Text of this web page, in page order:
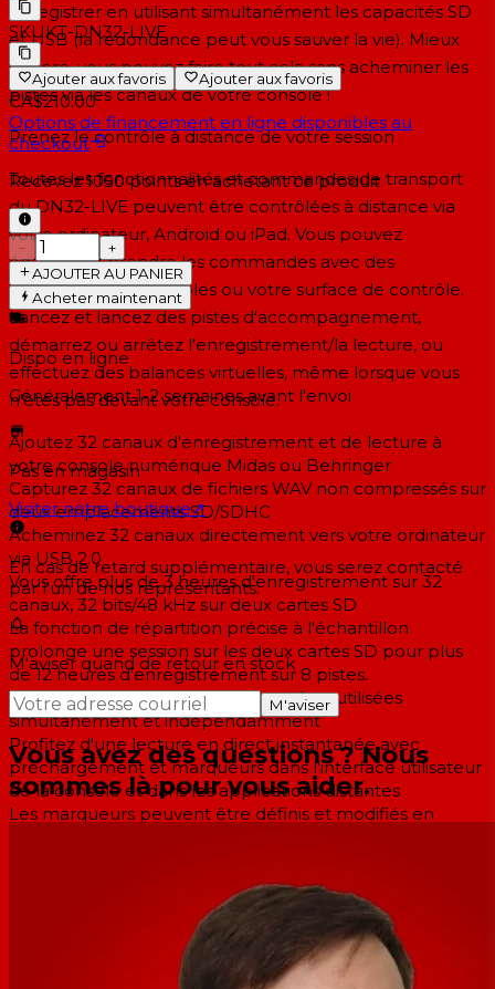
enregistrer en utilisant simultanément les capacités SD
et USB (la redondance peut vous sauver la vie). Mieux
encore, vous pouvez faire tout cela sans acheminer les
pistes via les canaux de votre console !
Prenez le contrôle à distance de votre session
Toutes les fonctionnalités et commandes de transport
du DN32-LIVE peuvent être contrôlées à distance via
votre ordinateur, Android ou iPad. Vous pouvez
également prendre les commandes avec des
commandes assignables ou votre surface de contrôle.
Lancez et lancez des pistes d'accompagnement,
démarrez ou arrêtez l'enregistrement/la lecture, ou
effectuez des balances virtuelles, même lorsque vous
n'êtes pas devant votre console.
Ajoutez 32 canaux d'enregistrement et de lecture à
votre console numérique Midas ou Behringer
Capturez 32 canaux de fichiers WAV non compressés sur
deux emplacements SD/SDHC
Acheminez 32 canaux directement vers votre ordinateur
via USB 2.0
Vous offre plus de 3 heures d'enregistrement sur 32
canaux, 32 bits/48 kHz sur deux cartes SD
La fonction de répartition précise à l'échantillon
prolonge une session sur les deux cartes SD pour plus
de 12 heures d'enregistrement sur 8 pistes.
Les capacités SD et USB peuvent être utilisées
simultanément et indépendamment
Profitez d'une lecture en direct instantanée avec
préchargement et marqueurs dans l'interface utilisateur
de la console et dans les applications distantes
Les marqueurs peuvent être définis et modifiés en
l'enregistrement et la lecture
Toutes les fonctions et commandes de transport
peuvent être contrôlées à distance via votre ordinateur,
Android, iPad ou surface de contrôle.
SKUKT-DN32-LIVE
Ajouter aux favoris Ajouter aux favoris
CA$210.00
Options de financement en ligne disponibles au
checkout
Recevez 1050 points en achetant ce produit
−
+
AJOUTER AU PANIER
Acheter maintenant
Dispo en ligne
Généralement 1-2 semainesavant l'envoi
Pas en magasin
Visiter notre boutique↗
En cas de retard supplémentaire, vous serez contacté
par l'un de nos représentants.
M'aviser quand de retour en stock
M'aviser
Vous avez des questions ? Nous
sommes là pour vous aider.